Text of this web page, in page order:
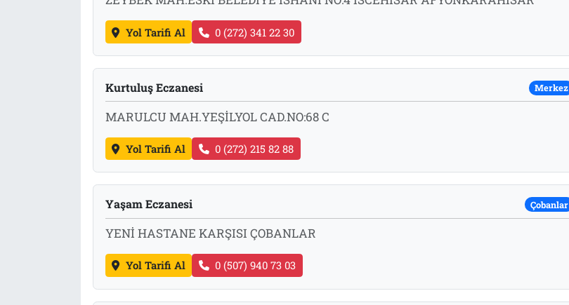
Yol Tarifi Al 0 (272) 341 22 30
Kurtuluş Eczanesi Merkez
MARULCU MAH.YEŞİLYOL CAD.NO:68 C
Yol Tarifi Al 0 (272) 215 82 88
Yaşam Eczanesi Çobanlar
YENİ HASTANE KARŞISI ÇOBANLAR
Yol Tarifi Al 0 (507) 940 73 03